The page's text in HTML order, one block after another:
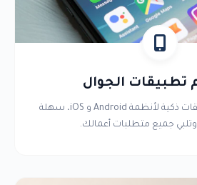
الجوال
تصميم وإطلاق تطبيقات ذكية لأنظمة Android و iOS، سهلة
جميع متطلبات أعمالك.